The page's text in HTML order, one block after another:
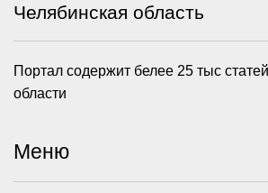
Челябинская область
Портал содержит белее 25 тыс
области
Меню